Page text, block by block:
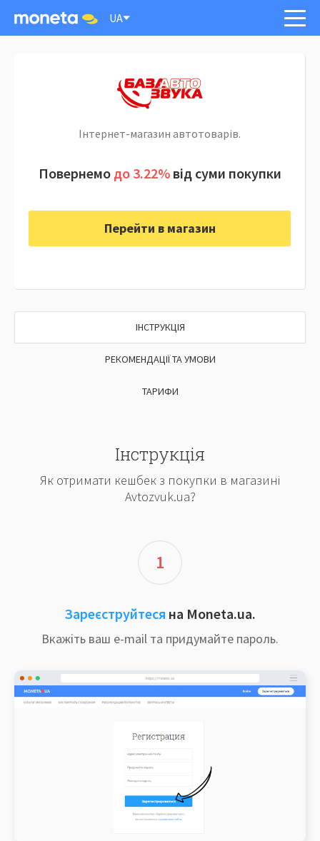
UA
Інтернет-магазин автотоварів.
Повернемо до 3.22%від суми покупки
ІНСТРУКЦІЯ
РЕКОМЕНДАЦІЇ ТА УМОВИ
ТАРИФИ
Інструкція
Як отримати кешбек з покупки в магазині
Avtozvuk.ua?
1
Зареєструйтеся на Moneta.ua.
Вкажіть ваш e-mail та придумайте пароль.